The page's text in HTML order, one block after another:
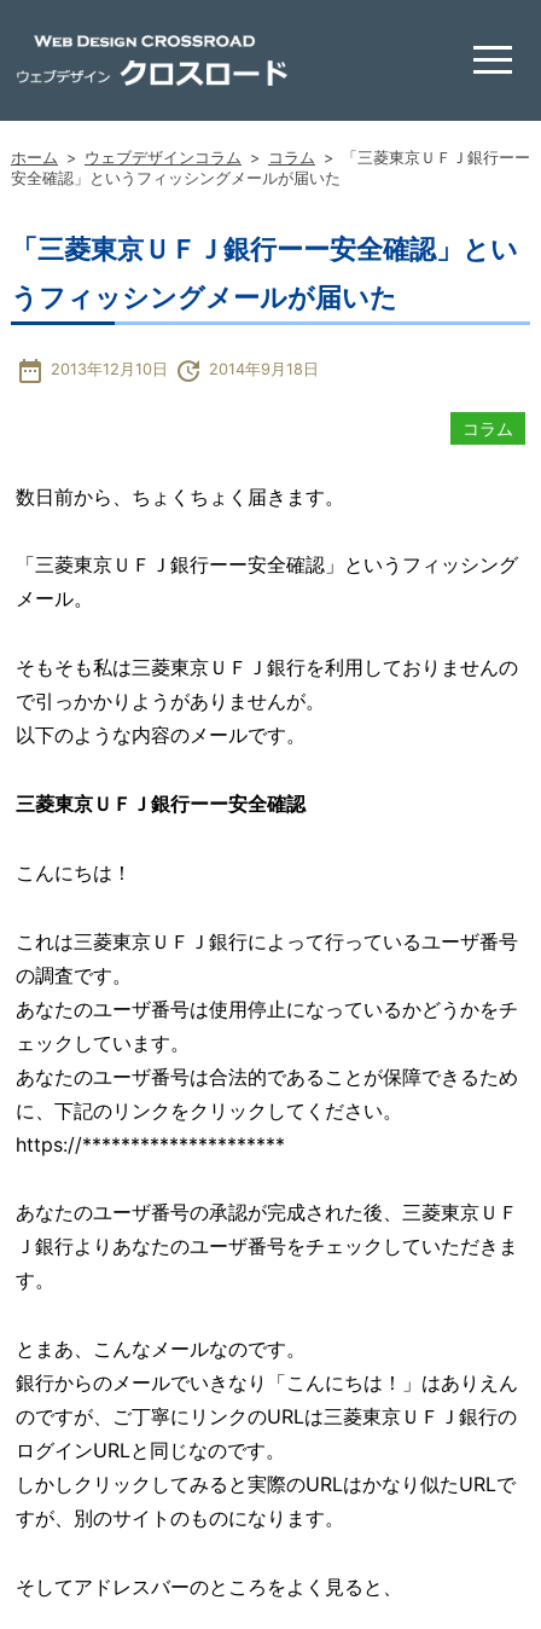
ホーム > ウェブデザインコラム > コラム >
「三菱東京ＵＦＪ銀行ーー
安全確認」というフィッシングメールが届いた
「三菱東京ＵＦＪ銀行ーー安全確認」とい
うフィッシングメールが届いた
date_range 2013年12月10日 update 2014年9月18日
コラム
数日前から、ちょくちょく届きます。
「三菱東京ＵＦＪ銀行ーー安全確認」というフィッシング
メール。
そもそも私は三菱東京ＵＦＪ銀行を利用しておりませんの
で引っかかりようがありませんが。
以下のような内容のメールです。
三菱東京ＵＦＪ銀行ーー安全確認
こんにちは！
これは三菱東京ＵＦＪ銀行によって行っているユーザ番号
の調査です。
あなたのユーザ番号は使用停止になっているかどうかをチ
ェックしています。
あなたのユーザ番号は合法的であることが保障できるため
に、下記のリンクをクリックしてください。
https://*********************
あなたのユーザ番号の承認が完成された後、三菱東京ＵＦ
Ｊ銀行よりあなたのユーザ番号をチェックしていただきま
す。
とまあ、こんなメールなのです。
銀行からのメールでいきなり「こんにちは！」はありえん
のですが、ご丁寧にリンクのURLは三菱東京ＵＦＪ銀行の
ログインURLと同じなのです。
しかしクリックしてみると実際のURLはかなり似たURLで
すが、別のサイトのものになります。
そしてアドレスバーのところをよく見ると、